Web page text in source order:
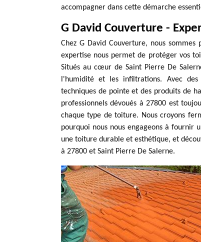
accompagner dans cette démarche
G David Couverture -
Chez G David Couverture, nous
expertise nous permet de protéger vos
Situés au cœur de Saint Pierre De
l'humidité et les infiltrations. Avec
techniques de pointe et des produits de
professionnels dévoués à 27800 est
chaque type de toiture. Nous croyons
pourquoi nous nous engageons à fournir
une toiture durable et esthétique, et
à 27800 et Saint Pierre De Salerne.